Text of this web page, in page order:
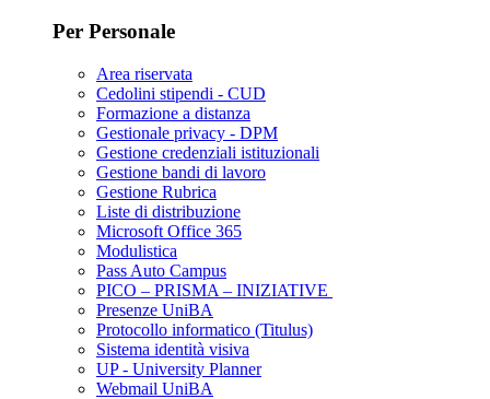
Per Personale
Area riservata
Cedolini stipendi - CUD
Formazione a distanza
Gestionale privacy - DPM
Gestione credenziali istituzionali
Gestione bandi di lavoro
Gestione Rubrica
Liste di distribuzione
Microsoft Office 365
Modulistica
Pass Auto Campus
PICO – PRISMA – INIZIATIVE
Presenze UniBA
Protocollo informatico (Titulus)
Sistema identità visiva
UP - University Planner
Webmail UniBA